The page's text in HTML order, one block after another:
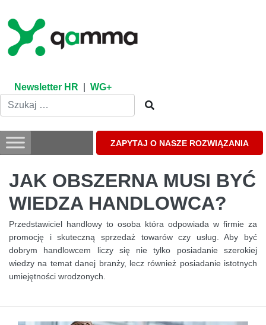
content
Newsletter HR WG+
ZAPYTAJ O NASZE ROZWIĄZANIA
JAK OBSZERNA MUSI BYĆ
WIEDZA HANDLOWCA?
Przedstawiciel handlowy to osoba która odpowiada w firmie za
promocję i skuteczną sprzedaż towarów czy usług. Aby być
dobrym handlowcem liczy się nie tylko posiadanie szerokiej
wiedzy na temat danej branży, lecz również posiadanie istotnych
umiejętności wrodzonych.